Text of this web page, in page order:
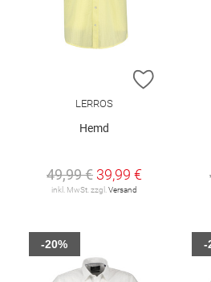
ZUR
LERROS
Hemd
49,99 € 39,99 €
inkl. MwSt. zzgl. Versand
-20% -